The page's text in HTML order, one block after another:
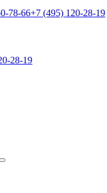
78-66+7 (495) 120-28-19
28-19